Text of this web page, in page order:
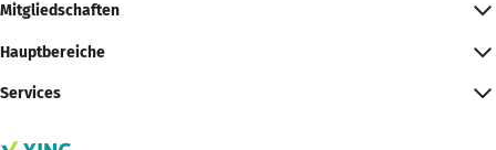
Mitgliedschaften
Hauptbereiche
Services